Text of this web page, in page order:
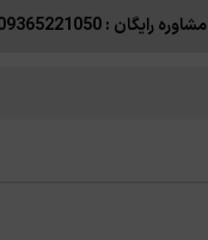
مشاوره رایگان : 09365221050